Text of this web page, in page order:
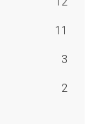
11
3
2